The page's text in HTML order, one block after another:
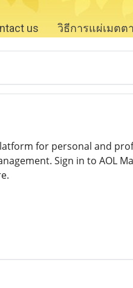
us วิธีการแผ่เมตตา
for personal and
Sign in to AOL